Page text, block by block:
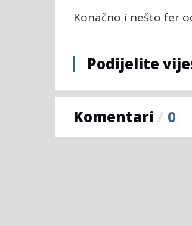
Konačno i nešto fer
Podijelite
Komentari / 0